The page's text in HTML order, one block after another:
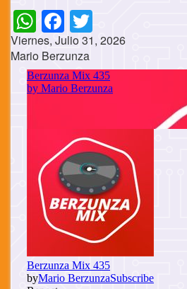
WhatsApp
Facebook
Viernes, Julio 31, 2026
Mario Berzunza
Cuerpo